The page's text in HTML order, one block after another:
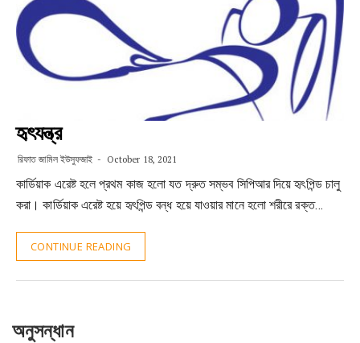
হৃৎযন্ত্র
রিফাত জামিল ইউসুফজাই October 18, 2021
কার্ডিয়াক এরেষ্ট হলে প্রথম কাজ হলো যত দ্রুত সম্ভব সিপিআর দিয়ে হৃৎপিন্ড চালু
করা। কার্ডিয়াক এরেষ্ট হয়ে হৃৎপিন্ড বন্ধ হয়ে যাওয়ার মানে হলো শরীরে রক্ত…
CONTINUE READING
অনুসন্ধান